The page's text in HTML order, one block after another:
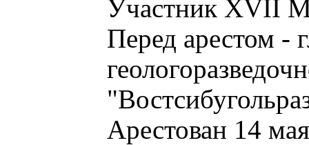
Участник XVII
Перед арестом -
Арестован 14